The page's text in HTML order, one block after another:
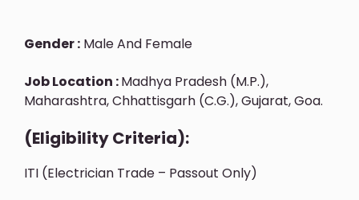
Gender : Male And Female
Job Location :Madhya Pradesh (M.P.),
Maharashtra, Chhattisgarh (C.G.), Gujarat, Goa.
(Eligibility Criteria):
ITI (Electrician Trade – Passout Only)